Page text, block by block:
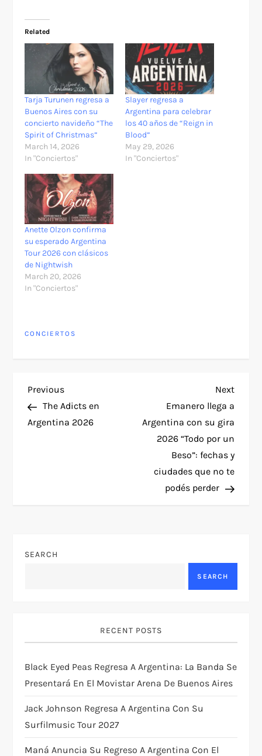
Related
Tarja Turunen regresa a
Buenos Aires con su
concierto navideño “The
Spirit of Christmas”
March 14, 2026
In "Conciertos"
Slayer regresa a
Argentina para celebrar
los 40 años de “Reign in
Blood”
May 29, 2026
In "Conciertos"
Anette Olzon confirma
su esperado Argentina
Tour 2026 con clásicos
de Nightwish
March 20, 2026
In "Conciertos"
CONCIERTOS
P
o
v
a
t
i
o
Previous
Post
Previous
The Adicts en
Argentina 2026
Next
Post
Next
Emanero llega a
Argentina con su gira
2026 “Todo por un
Beso”: fechas y
ciudades que no te
podés perder
SEARCH
SEARCH
RECENT POSTS
Black Eyed Peas Regresa A Argentina: La Banda Se
Presentará En El Movistar Arena De Buenos Aires
Jack Johnson Regresa A Argentina Con Su
Surfilmusic Tour 2027
Maná Anuncia Su Regreso A Argentina Con El